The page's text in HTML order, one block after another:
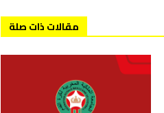
مقالات ذات صلة